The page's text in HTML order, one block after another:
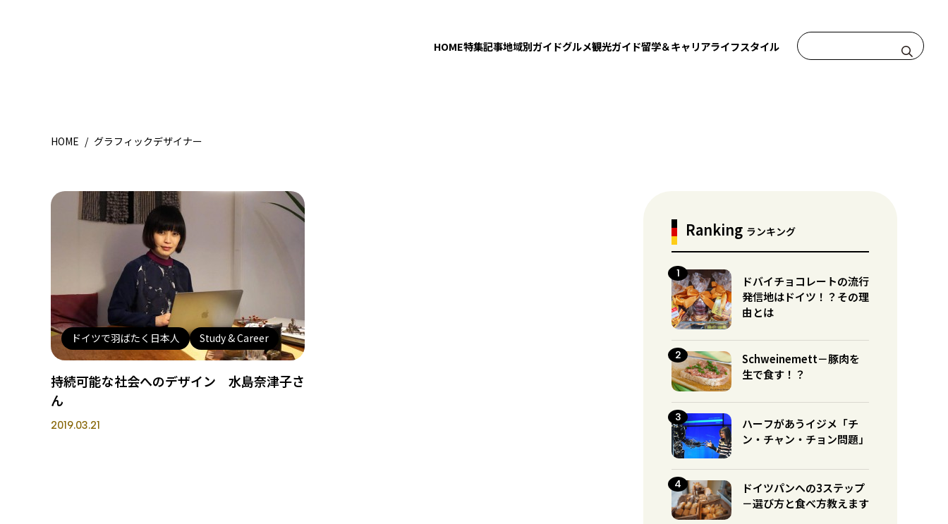
HOME特集記事地域別ガイドグルメ観光ガイド留学＆キャリアライフスタイル
HOME / グラフィックデザイナー
ドイツで羽ばたく日本人 Study & Career
持続可能な社会へのデザイン 水島奈津子さ
ん
2019.03.21
Ranking ランキング
ドバイチョコレートの流行
発信地はドイツ！？その理
由とは
Schweinemett－豚肉を
生で食す！？
ハーフがあうイジメ「チ
ン・チャン・チョン問題」
ドイツパンへの3ステップ
－選び方と食べ方教えます